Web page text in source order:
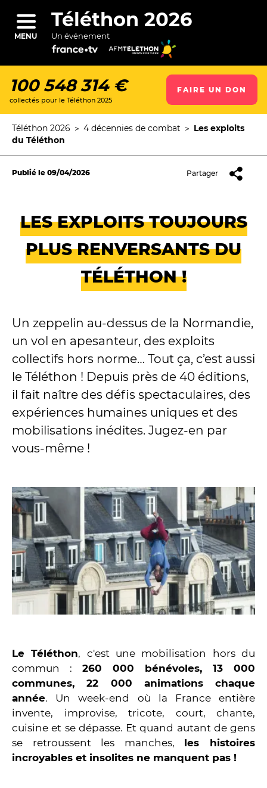
contenu
principal
MENU
Téléthon 2026
Un événement
100 548 314 €
collectés pour le Téléthon 2025
FAIRE UN DON
Fil
Téléthon 2026 4 décennies de combat
Les exploits
du Téléthon
Publié le 09/04/2026 Partager
LES EXPLOITS TOUJOURS
PLUS RENVERSANTS DU
TÉLÉTHON !
Un zeppelin au-dessus de la Normandie,
un vol en apesanteur, des exploits
collectifs hors norme… Tout ça, c’est aussi
le Téléthon ! Depuis près de 40 éditions,
il fait naître des défis spectaculaires, des
expériences humaines uniques et des
mobilisations inédites. Jugez-en par
vous-même !
Le Téléthon, c'est une mobilisation hors du
commun : 260 000 bénévoles, 13 000
communes, 22 000 animations chaque
année. Un week-end où la France entière
invente, improvise, tricote, court, chante,
cuisine et se dépasse. Et quand autant de gens
se retroussent les manches, les histoires
incroyables et insolites ne manquent pas !